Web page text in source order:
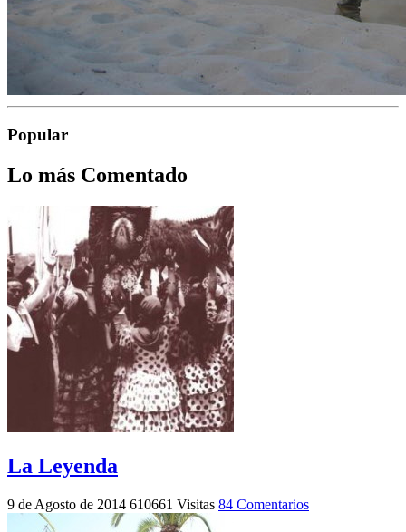
Popular
Lo más Comentado
La Leyenda
9 de Agosto de 2014 610661 Visitas 84 Comentarios